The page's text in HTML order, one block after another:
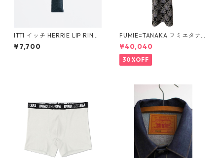
ITTI イッチ HERRIE LIP RING
/ DIPLO FJORD (BLACK)
¥7,700
FUMIE=TANAKA フミエタナ
カ flower JQ OP (BLK)F25S-
13
¥40,040
30%OFF